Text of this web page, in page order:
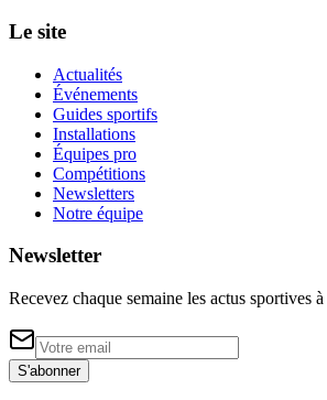
Le site
Actualités
Événements
Guides sportifs
Installations
Équipes pro
Compétitions
Newsletters
Notre équipe
Newsletter
Recevez chaque semaine les actus sportives à
S'abonner